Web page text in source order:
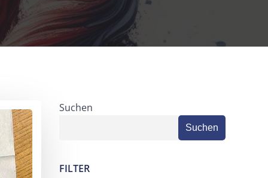
Suchen
Suchen
FILTER